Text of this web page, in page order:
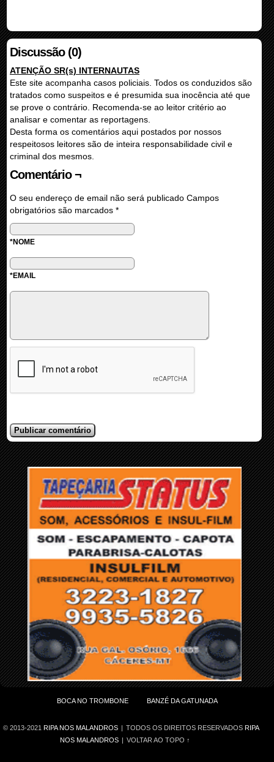
Discussão (0)
ATENÇÃO SR(s) INTERNAUTAS
Este site acompanha casos policiais. Todos os conduzidos são
tratados como suspeitos e é presumida sua inocência até que
se prove o contrário. Recomenda-se ao leitor critério ao
analisar e comentar as reportagens.
Desta forma os comentários aqui postados por nossos
respeitosos leitores são de inteira responsabilidade civil e
criminal dos mesmos.
Comentário ¬
O seu endereço de email não será publicado Campos
obrigatórios são marcados *
*NOME
*EMAIL
BOCA NO TROMBONE BANZÉ DA GATUNADA
© 2013-2021 RIPA NOS MALANDROS | TODOS OS DIREITOS RESERVADOS RIPA
NOS MALANDROS | VOLTAR AO TOPO ↑